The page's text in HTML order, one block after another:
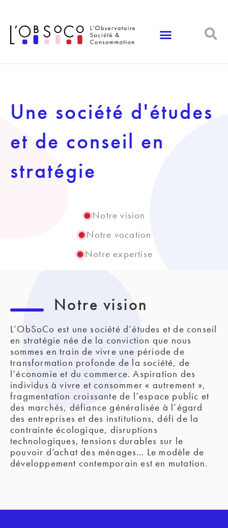
Une société d'études
et de conseil en
stratégie
Notre vision
Notre vocation
Notre expertise
Notre vision
L’ObSoCo est une société d’études et de conseil
en stratégie née de la conviction que nous
sommes en train de vivre une période de
transformation profonde de la société, de
l’économie et du commerce. Aspiration des
individus à vivre et consommer « autrement »,
fragmentation croissante de l’espace public et
des marchés, défiance généralisée à l’égard
des entreprises et des institutions, défi de la
contrainte écologique, disruptions
technologiques, tensions durables sur le
pouvoir d’achat des ménages… Le modèle de
développement contemporain est en mutation.